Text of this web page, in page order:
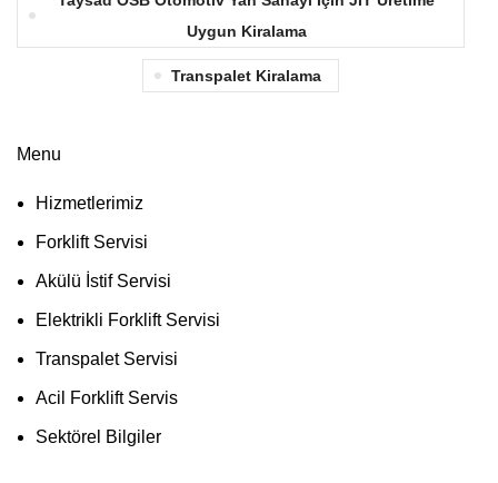
Uygun Kiralama
Transpalet Kiralama
Menu
Hizmetlerimiz
Forklift Servisi
Akülü İstif Servisi
Elektrikli Forklift Servisi
Transpalet Servisi
Acil Forklift Servis
Sektörel Bilgiler